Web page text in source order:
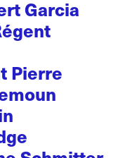
Garcia
Pierre